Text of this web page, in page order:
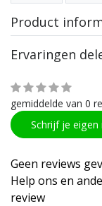
Product
Ervaringen
gemiddelde van 0
Schrijf je eigen
Geen reviews
Help ons en
review